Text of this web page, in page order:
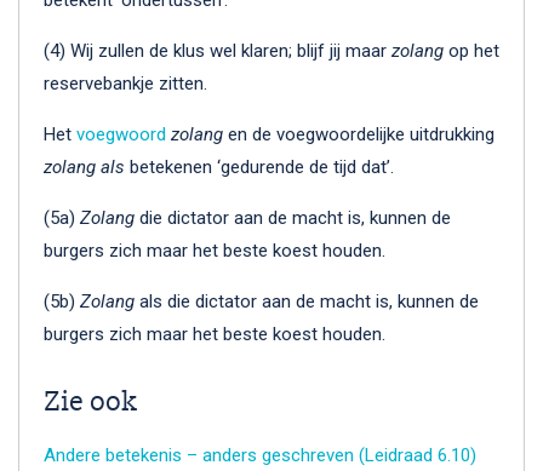
(4) Wij zullen de klus wel klaren; blijf jij maar zolang op het
reservebankje zitten.
Het voegwoord zolang en de voegwoordelijke uitdrukking
zolang als betekenen ‘gedurende de tijd dat’.
(5a) Zolang die dictator aan de macht is, kunnen de
burgers zich maar het beste koest houden.
(5b) Zolang als die dictator aan de macht is, kunnen de
burgers zich maar het beste koest houden.
Zie ook
Andere betekenis – anders geschreven (Leidraad 6.10)